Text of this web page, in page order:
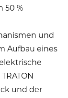
50 %
und
Aufbau eines
und der